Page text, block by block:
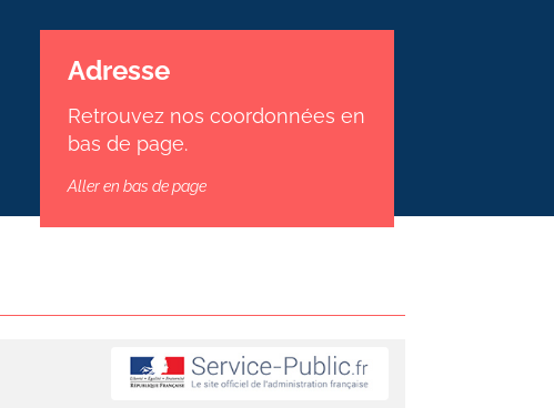
Adresse
Retrouvez nos coordonnées en
bas de page.
Aller en bas de page